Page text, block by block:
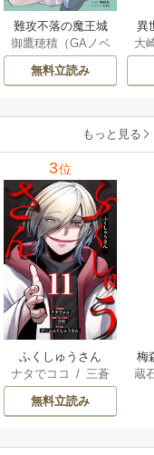
難攻不落の魔王城
へようこそ～デバ
フは不要と勇者パ
ーティーを追い出
魔王軍の最高幹部
に迎えられる～
御鷹穂積（GAノベ
ル／SBクリエイテ
ィブ刊）/蚕堂j1
六/ユウヒ
無料立読み
異
は
大
もっと見る
3位
ふくしゅうさん
ナタでココ / 三蒼
チームふくし
ゅうさん
無料立読み
梅
蔵